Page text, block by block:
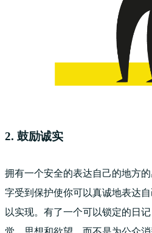
2. 鼓励诚实
拥有一个安全的表达自己的地方
字受到保护使你可以真诚地表达
以实现。有了一个可以锁定的日